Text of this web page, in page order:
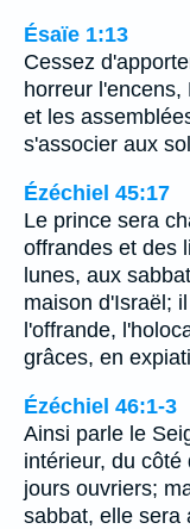
Ésaïe 1:13
Cessez
horreur
et les
s'associer aux
Ézéchiel 45:17
Le prince sera
offrandes et des
lunes, aux
maison d'Israël;
l'offrande,
grâces, en
Ézéchiel 46:1-3
Ainsi parle le
intérieur, du
jours ouvriers;
sabbat, elle sera